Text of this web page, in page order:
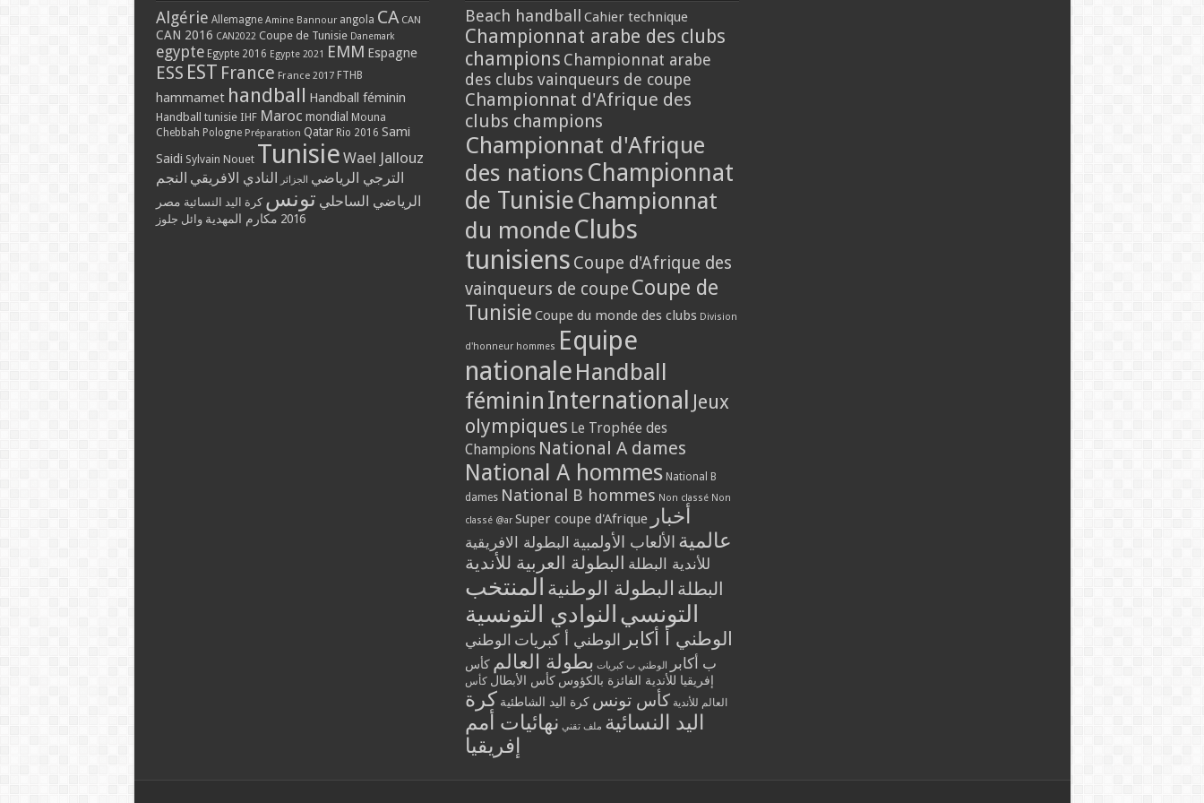
Algérie Allemagne Amine Bannour angola CA CAN
CAN 2016 CAN2022 Coupe de Tunisie Danemark
egypte Egypte 2016 Egypte 2021 EMM Espagne
ESS EST France France 2017 FTHB
hammamet handball Handball féminin
Handball tunisie IHF Maroc mondial Mouna
Chebbah Pologne Préparation Qatar Rio 2016 Sami
Saidi Sylvain Nouet Tunisie Wael Jallouz
الترجي الرياضي الجزائر النادي الافريقي النجم
الرياضي الساحلي تونس كرة اليد النسائية مصر
2016 مكارم المهدية وائل جلوز
Beach handball Cahier technique
Championnat arabe des clubs
champions Championnat arabe
des clubs vainqueurs de coupe
Championnat d'Afrique des
clubs champions
Championnat d'Afrique
des nations Championnat
de Tunisie Championnat
du monde Clubs
tunisiens Coupe d'Afrique des
vainqueurs de coupe Coupe de
Tunisie Coupe du monde des clubs Division
d'honneur hommes Equipe
nationale Handball
féminin International Jeux
olympiques Le Trophée des
Champions National A dames
National A hommes National B
dames National B hommes Non classé Non
classé @ar Super coupe d'Afrique أخبار
عالمية الألعاب الأولمبية البطولة الافريقية
للأندية البطلة البطولة العربية للأندية
البطلة البطولة الوطنية المنتخب
التونسي النوادي التونسية
الوطني أ أكابر الوطني أ كبريات الوطني
ب أكابر
الوطني ب كبريات بطولة العالم كأس
إفريقيا للأندية الفائزة بالكؤوس كأس الأبطال كأس
العالم للأندية كأس تونس كرة اليد الشاطئية كرة
اليد النسائية ملف تقني نهائيات أمم
إفريقيا